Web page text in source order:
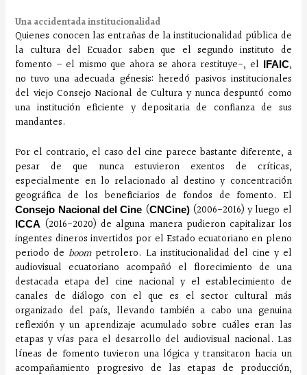
Una accidentada institucionalidad
Quienes conocen las entrañas de la institucionalidad pública de
la cultura del Ecuador saben que el segundo instituto de
fomento – el mismo que ahora se ahora restituye-, el
IFAIC,
no tuvo una adecuada génesis: heredó pasivos institucionales
del viejo Consejo Nacional de Cultura y nunca despuntó como
una institución eficiente y depositaria de confianza de sus
mandantes.
Por el contrario, el caso del cine parece bastante diferente, a
pesar de que nunca estuvieron exentos de críticas,
especialmente en lo relacionado al destino y concentración
geográfica de los beneficiarios de fondos de fomento. El
Consejo Nacional del Cine (CNCine)(2006-2016) y luego el
ICCA (2016-2020) de alguna manera pudieron capitalizar los
ingentes dineros invertidos por el Estado ecuatoriano en pleno
periodo de boompetrolero. La institucionalidad del cine y el
audiovisual ecuatoriano acompañó el florecimiento de una
destacada etapa del cine nacional y el establecimiento de
canales de diálogo con el que es el sector cultural más
organizado del país, llevando también a cabo una genuina
reflexión y un aprendizaje acumulado sobre cuáles eran las
etapas y vías para el desarrollo del audiovisual nacional. Las
líneas de fomento tuvieron una lógica y transitaron hacia un
acompañamiento progresivo de las etapas de producción,